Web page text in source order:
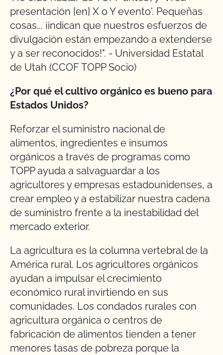
presentación [en] X o Y evento'. Pequeñas
cosas... ¡indican que nuestros esfuerzos de
divulgación están empezando a extenderse
y a ser reconocidos!". - Universidad Estatal
de Utah (CCOF TOPP Socio)
¿Por qué el cultivo orgánico es bueno para
Estados Unidos?
Reforzar el suministro nacional de
alimentos, ingredientes e insumos
orgánicos a través de programas como
TOPP ayuda a salvaguardar a los
agricultores y empresas estadounidenses, a
crear empleo y a estabilizar nuestra cadena
de suministro frente a la inestabilidad del
mercado exterior.
La agricultura es la columna vertebral de la
América rural. Los agricultores orgánicos
ayudan a impulsar el crecimiento
económico rural invirtiendo en sus
comunidades. Los condados rurales con
agricultura orgánica o centros de
fabricación de alimentos tienden a tener
menores tasas de pobreza porque la